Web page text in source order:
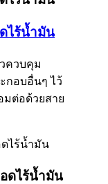
ไร้น้ำมัน
ควบคุม
กอบอื่นๆ ไว้
มต่อด้วยสาย
ดไร้น้ำมัน